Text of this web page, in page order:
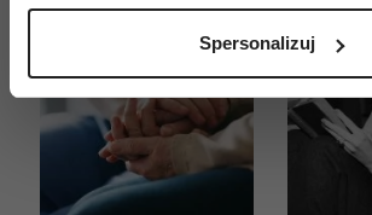
(fingerprinting, czyli wirtualny odcisk
dane są przetwarzane oraz ustaw
sekcji szczegółów
. W Deklaracji
zmienić lub wycofać swoją zgodę w
Spersonalizuj